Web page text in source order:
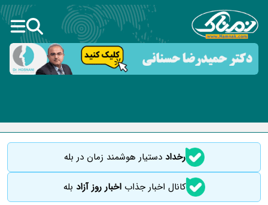
رخداددستیار هوشمند زمان در بله
کانال اخبار جذاباخبار روز آزاد بله